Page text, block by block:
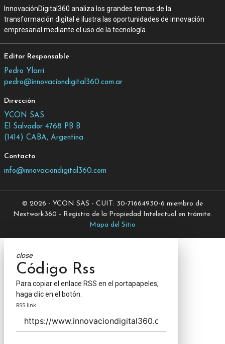
InnovaciónDigital360 analiza los grandes temas de la
transformación digital e ilustra las oportunidades de innovación
empresarial mediante el uso de la tecnología.
Editor Responsable
Pedro Ylarri
pedro@innovaciondigital360.com.ar
Dirección
YCON SAS
El Salvador 4768 PB B
(1414) CABA, Argentina
Contacto
info@innovaciondigital360.com
© 2026 - YCON SAS - CUIT: 30-71664930-6 miembro de
Nextwork360 - Registro de la Propiedad Intelectual en trámite.
Mapa del Sitio
close
Código Rss
Para copiar el enlace RSS en el portapapeles,
haga clic en el botón.
RSS link